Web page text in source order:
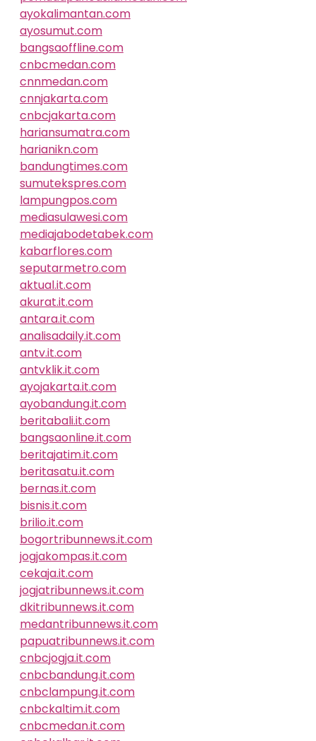
ayokalimantan.com
ayosumut.com
bangsaoffline.com
cnbcmedan.com
cnnmedan.com
cnnjakarta.com
cnbcjakarta.com
hariansumatra.com
harianikn.com
bandungtimes.com
sumutekspres.com
lampungpos.com
mediasulawesi.com
mediajabodetabek.com
kabarflores.com
seputarmetro.com
aktual.it.com
akurat.it.com
antara.it.com
analisadaily.it.com
antv.it.com
antvklik.it.com
ayojakarta.it.com
ayobandung.it.com
beritabali.it.com
bangsaonline.it.com
beritajatim.it.com
beritasatu.it.com
bernas.it.com
bisnis.it.com
brilio.it.com
bogortribunnews.it.com
jogjakompas.it.com
cekaja.it.com
jogjatribunnews.it.com
dkitribunnews.it.com
medantribunnews.it.com
papuatribunnews.it.com
cnbcjogja.it.com
cnbcbandung.it.com
cnbclampung.it.com
cnbckaltim.it.com
cnbcmedan.it.com